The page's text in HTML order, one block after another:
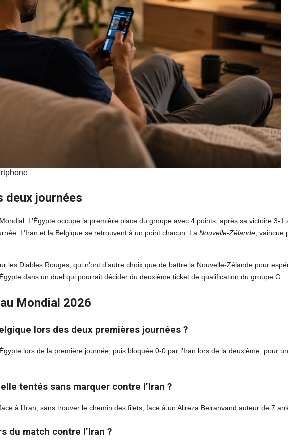
deux journées
L’Égypte occupe la première place du groupe avec 4 points, après sa victoire 3-1
L’Iran et la Belgique se retrouvent à un point chacun. La Nouvelle-Zélande, vaincue
les Diables Rouges, qui n’ont d’autre choix que de battre la Nouvelle-Zélande pour
dans un duel qui pourrait décider du deuxième ticket de qualification du groupe G.
Mondial 2026
lors des deux premières journées ?
lors de la première journée, puis bloquée 0-0 par l’Iran lors de la deuxième, pour un
tentés sans marquer contre l’Iran ?
à l’Iran, sans trouver le chemin des filets, face à un Alireza Beiranvand auteur de 7
du match contre l’Iran ?